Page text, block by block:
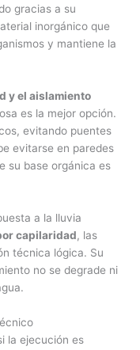
gracias a su
inorgánico que
y mantiene la
y el aislamiento
es la mejor opción.
evitando puentes
evitarse en paredes
su base orgánica es
a la lluvia
capilaridad, las
técnica lógica. Su
no se degrade ni
la ejecución es